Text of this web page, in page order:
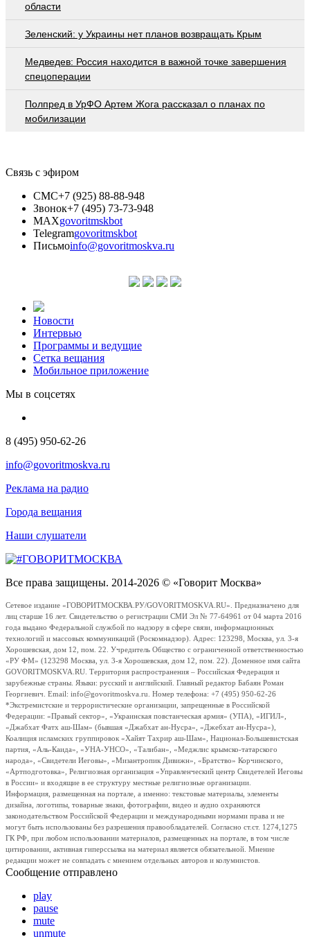
области
Зеленский: у Украины нет планов возвращать Крым
Медведев: Россия находится в важной точке завершения
спецоперации
Полпред в УрФО Артем Жога рассказал о планах по
мобилизации
Связь с эфиром
СМС+7 (925) 88-88-948
Звонок+7 (495) 73-73-948
MAXgovoritmskbot
Telegramgovoritmskbot
Письмоinfo@govoritmoskva.ru
Новости
Интервью
Программы и ведущие
Сетка вещания
Мобильное приложение
Мы в соцсетях
8 (495) 950-62-26
info@govoritmoskva.ru
Реклама на радио
Города вещания
Наши слушатели
Все права защищены. 2014-2026 © «Говорит Москва»
Сетевое издание «ГОВОРИТМОСКВА.РУ/GOVORITMOSKVA.RU». Предназначено для
лиц старше 16 лет. Свидетельство о регистрации СМИ Эл № 77-64961 от 04 марта 2016
года выдано Федеральной службой по надзору в сфере связи, информационных
технологий и массовых коммуникаций (Роскомнадзор). Адрес: 123298, Москва, ул. 3-я
Хорошевская, дом 12, пом. 22. Учредитель Общество с ограниченной ответственностью
«РУ ФМ» (123298 Москва, ул. 3-я Хорошевская, дом 12, пом. 22). Доменное имя сайта
GOVORITMOSKVA.RU. Территория распространения – Российская Федерация и
зарубежные страны. Языки: русский и английский. Главный редактор Бабаян Роман
Георгиевич. Email: info@govoritmoskva.ru. Номер телефона: +7 (495) 950-62-26
*Экстремистские и террористические организации, запрещенные в Российской
Федерации: «Правый сектор», «Украинская повстанческая армия» (УПА), «ИГИЛ»,
«Джабхат Фатх аш-Шам» (бывшая «Джабхат ан-Нусра», «Джебхат ан-Нусра»),
Коалиция исламских группировок «Хайят Тахрир аш-Шам», Национал-Большевистская
партия, «Аль-Каида», «УНА-УНСО», «Талибан», «Меджлис крымско-татарского
народа», «Свидетели Иеговы», «Мизантропик Дивижн», «Братство» Корчинского,
«Артподготовка», Религиозная организация «Управленческий центр Свидетелей Иеговы
в России» и входящие в ее структуру местные религиозные организации.
Информация, размещенная на портале, а именно: текстовые материалы, элементы
дизайна, логотипы, товарные знаки, фотографии, видео и аудио охраняются
законодательством Российской Федерации и международными нормами права и не
могут быть использованы без разрешения правообладателей. Согласно ст.ст. 1274,1275
ГК РФ, при любом использовании материалов, размещенных на портале, в том числе
цитировании, активная гиперссылка на материал является обязательной. Мнение
редакции может не совпадать с мнением отдельных авторов и колумнистов.
Сообщение отправлено
play
pause
mute
unmute